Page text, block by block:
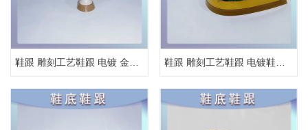
鞋跟 雕刻工艺鞋跟 电镀 金属鞋跟 鞋跟 雕刻工艺鞋跟 电镀鞋跟 金属鞋跟